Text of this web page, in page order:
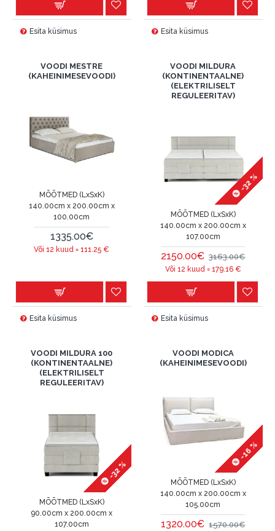
Esita küsimus Esita küsimus
VOODI MESTRE
(KAHEINIMESEVOODI)
MÕÕTMED (LxSxK)
140.00cm x 200.00cm x
100.00cm
1335.00€
Või 12 kuud =111.25 €
Esita küsimus
VOODI MILDURA
(KONTINENTAALNE)
(ELEKTRILISELT
REGULEERITAV)
-32 %
MÕÕTMED (LxSxK)
140.00cm x 200.00cm x
107.00cm
2150.00€ 3163.00€
Või 12 kuud = 179.16€
Esita küsimus
VOODI MILDURA 100
(KONTINENTAALNE)
(ELEKTRILISELT
REGULEERITAV)
-32 %
MÕÕTMED (LxSxK)
90.00cm x 200.00cm x
107.00cm
VOODI MODICA
(KAHEINIMESEVOODI)
-16 %
MÕÕTMED (LxSxK)
140.00cm x 200.00cm x
105.00cm
1320.00€ 1570.00€